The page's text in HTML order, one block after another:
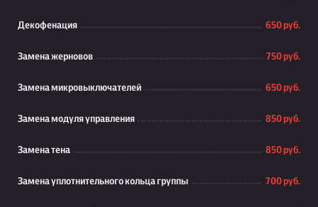
Декофенация 650 руб.
Замена жерновов 750 руб.
Замена микровыключателей 650 руб.
Замена модуля управления 850 руб.
Замена тена 850 руб.
Замена уплотнительного кольца группы 700 руб.